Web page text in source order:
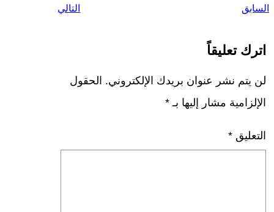
السابق التالي
اترك تعليقاً
لن يتم نشر عنوان بريدك الإلكتروني. الحقول
الإلزامية مشار إليها بـ *
التعليق *